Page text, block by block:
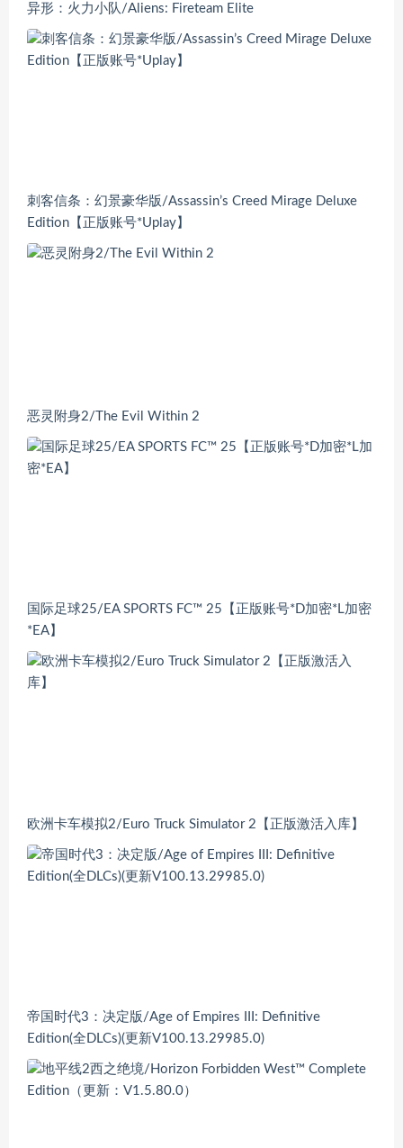
异形：火力小队/Aliens: Fireteam Elite
刺客信条：幻景豪华版/Assassin’s Creed Mirage Deluxe
Edition【正版账号*Uplay】
恶灵附身2/The Evil Within 2
国际足球25/EA SPORTS FC™ 25【正版账号*D加密*L加密
*EA】
欧洲卡车模拟2/Euro Truck Simulator 2【正版激活入库】
帝国时代3：决定版/Age of Empires III: Definitive
Edition(全DLCs)(更新V100.13.29985.0)